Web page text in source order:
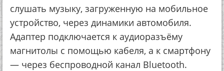
слушать музыку, загруженную на мобильное
устройство, через динамики автомобиля.
Адаптер подключается к аудиоразъёму
магнитолы с помощью кабеля, а к смартфону
— через беспроводной канал Bluetooth.